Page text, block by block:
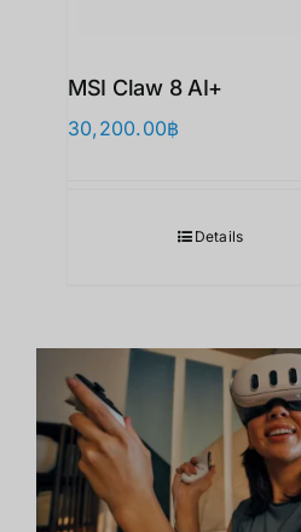
MSI Claw 8 AI+
30,200.00฿
Details